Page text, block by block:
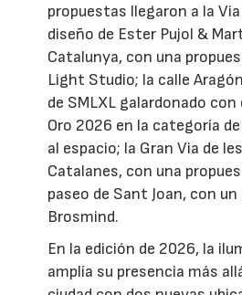
propuestas llegaron a la
diseño de Ester Pujol &
Catalunya, con una
Light Studio; la calle
de SMLXL galardonado con
Oro 2026 en la categoría
al espacio; la Gran Via de
Catalanes, con una
paseo de Sant Joan, con un
Brosmind.
En la edición de 2026, la
amplía su presencia más